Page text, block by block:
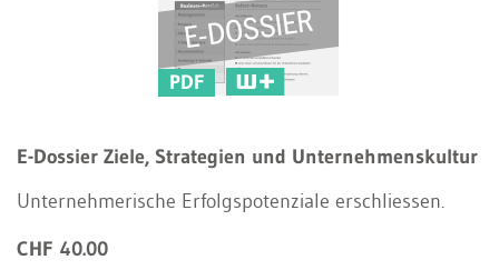
PDF
E-Dossier Ziele, Strategien und Unternehmenskultur
Unternehmerische Erfolgspotenziale erschliessen.
CHF 40.00